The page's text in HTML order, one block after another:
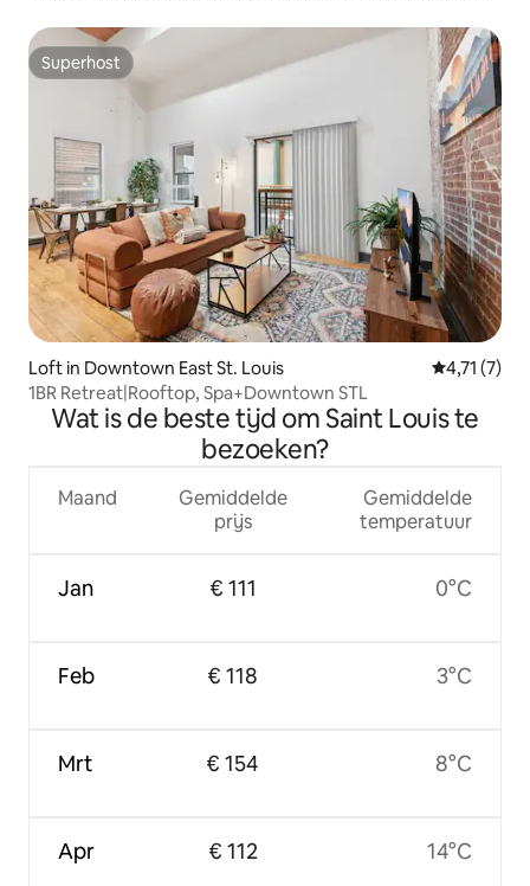
Superhost
Superhost
Loft in Downtown East St. Louis
4,71 (7)
1BR Retreat|Rooftop, Spa+Downtown STL
Wat is de beste tijd om Saint Louis te
bezoeken?
Maand
Jan
Feb
Mrt
Apr
Gemiddelde
prijs
€ 111
€ 118
€ 154
€ 112
Gemiddelde
temperatuur
0°C
3°C
8°C
14°C